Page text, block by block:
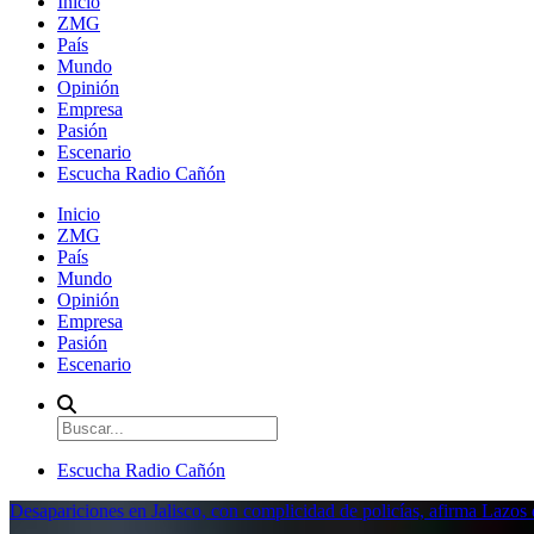
ZMG
País
Mundo
Opinión
Empresa
Pasión
Escenario
Escucha Radio Cañón
Inicio
ZMG
País
Mundo
Opinión
Empresa
Pasión
Escenario
Escucha Radio Cañón
Desapariciones en Jalisco, con complicidad de policías, afirma Lazos